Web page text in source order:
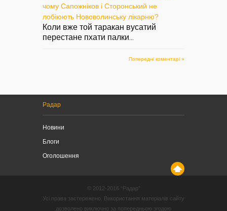
чому Сапожніков і Сторонський не
лобіюють Нововолинську лікарню?
Коли вже той таракан вусатий
перестане пхати палки
Попередні коментарі »
Радар
Новини
Блоги
Оголошення
© 2012-2016 “Радар”
Усі права застережено. Використання матеріалів сайту
дозволено виключно за попередньою згодою